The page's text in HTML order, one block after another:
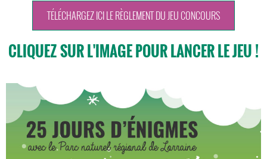
TÉLÉCHARGEZ ICI LE RÈGLEMENT DU JEU CONCOURS
CLIQUEZ SUR L'IMAGE POUR LANCER LE JEU !